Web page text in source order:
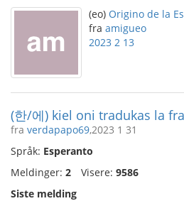
(eo) Origino de la
fra amigueo
2023 2 13
(한/에) kiel oni tradukas la
fra verdapapo69,2023 1 31
Språk: Esperanto
Meldinger: 2 Visere: 9586
Siste melding